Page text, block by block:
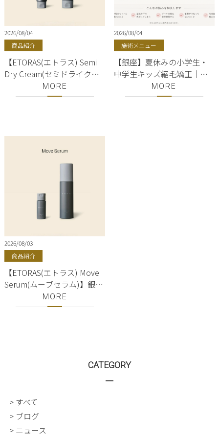
2026/08/04
商品紹介
【ETORAS(エトラス) Semi
Dry Cream(セミドライクリ
ーム)】銀座・有楽町・東京
駅｜hoyu(ホーユー)正規取
MORE
2026/08/04
施術メニュー
【銀座】夏休みの小学生・
中学生キッズ縮毛矯正｜初
めてでも失敗しない選び方
MORE
2026/08/03
商品紹介
【ETORAS(エトラス) Move
Serum(ムーブセラム)】銀
座・有楽町・東京駅｜
hoyu(ホーユー)正規取扱店
MORE
CATEGORY
> すべて
> ブログ
> ニュース